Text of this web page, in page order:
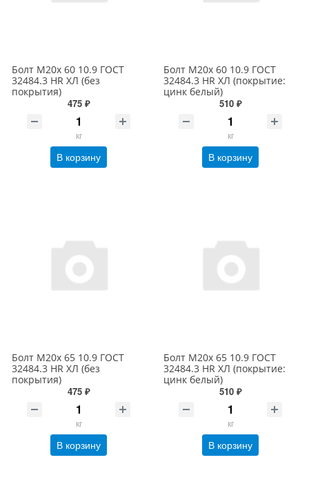
Болт М20х 60 10.9 ГОСТ
32484.3 HR ХЛ (без
покрытия)
475 ₽
кг
В корзину
Болт М20х 60 10.9 ГОСТ
32484.3 HR ХЛ (покрытие:
цинк белый)
510 ₽
кг
В корзину
Болт М20х 65 10.9 ГОСТ
32484.3 HR ХЛ (без
покрытия)
475 ₽
кг
В корзину
Болт М20х 65 10.9 ГОСТ
32484.3 HR ХЛ (покрытие:
цинк белый)
510 ₽
кг
В корзину